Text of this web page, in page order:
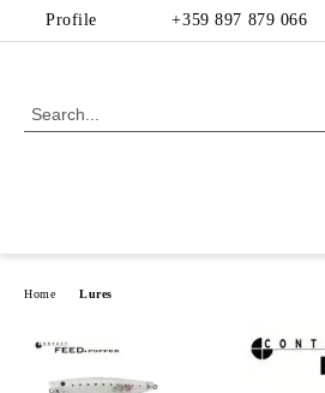
Profile +359 897 879 066
Home Lures